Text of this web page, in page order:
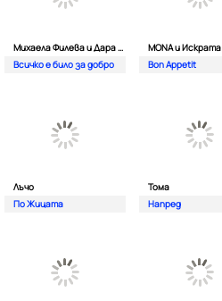
Михаела Филева и Дара Екимова
Всичко е било за добро
MONA и Искрата
Bon Appetit
Лъчо
По Жицата
Тома
Напред